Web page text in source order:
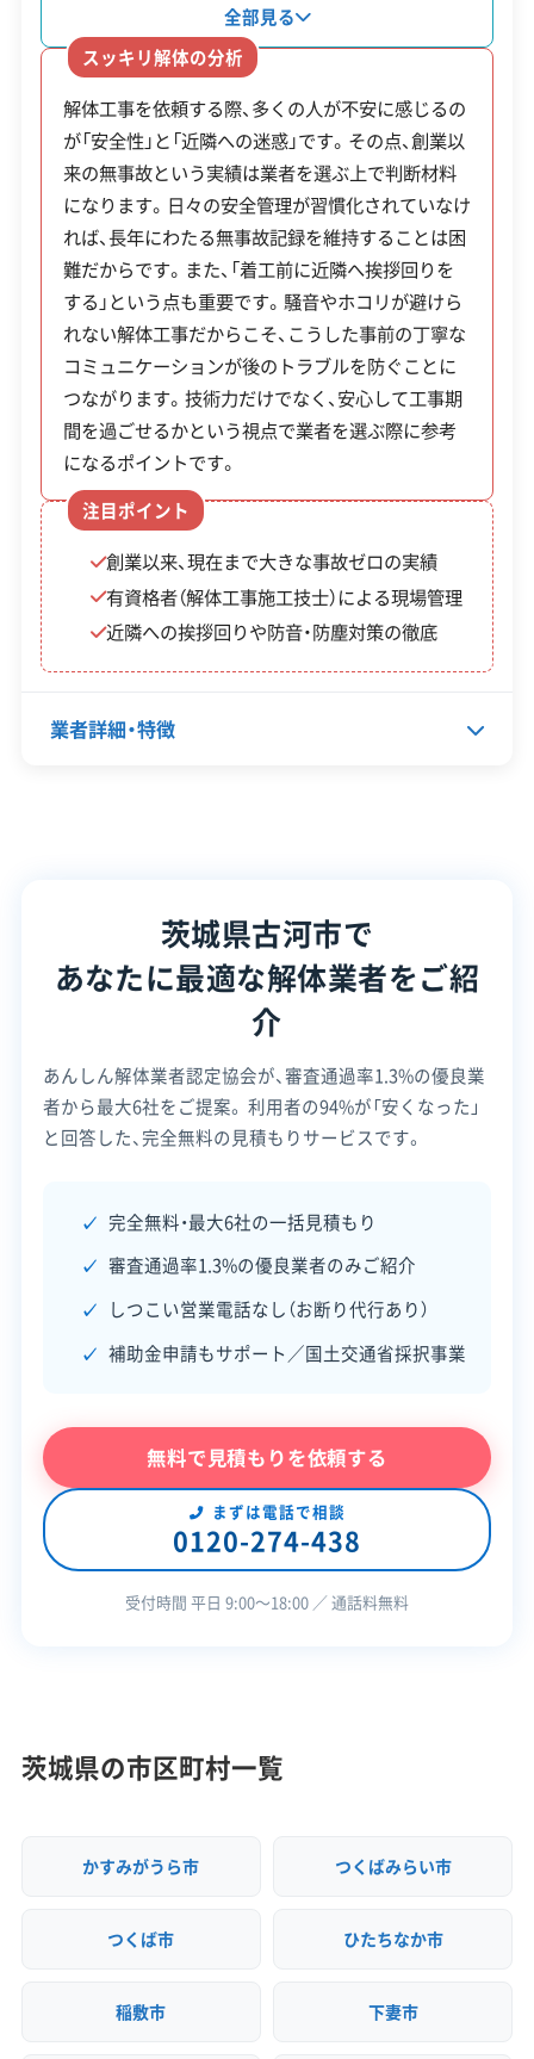
老朽空
き家解
体費補
助金
最大50
万円
（費用
の1/2）
老朽化が進み、周辺環境に悪
影響があると市に認定された
空き家。市税の滞納がないこ
とが条件です。
危険ブ
ロック
塀等撤
去補助
上限10
万円
（工事
費の2/
3等）
高さ80cmを超え、通学路や緊
急輸送道路に面する危険なブ
ロック塀などが対象です。
これらの補助金を利用するには、必ず市の「交付決
定通知」を受け取ってから、工事の契約や着手をす
る必要があります。通知前に着工してしまうと補助
の対象外です。
ちなみに、2025年度のブロック塀補助金は9月には
受付を終えました。年度の早い段階で申請すること
をおすすめします。
廃棄物処理と分別ルール
解体工事で出る産業廃棄物は市のクリーンセ
ンターでは処理できません。市内の民間処理施
古河市の解体工事で出たコンクリートガラや木く
ずといった産業廃棄物は、市の「さしまクリーンセ
可を受けた民間の産業廃棄物処理施設で適正に処
理する必要があります。
幸い、古河市内には株式会社黒姫の古河工場など、
建設廃棄物を受け入れる中間処理施設があります。
です。
古河市での解体工事を成功させる
った地域ならではの条件を理解す
助金申請のタイミングを見極め、市
顧客対応・サービス(17)
自社ホームページ 無料見積もり 不要品回収
不要品買取
不動産取引
補助金・助成金申請 土地活用
滅失登記
建設リサイクル届
近隣挨拶
翌営業日連絡
クレジットカード
解体ローン SNS 土対応
日祝対応
※項目にカーソルを合わせると詳細な説明が表示されます。
住宅から工場まで幅広い建物の解体工事も手掛け
ています。特筆すべきは、創業から現在に至るまで
大きな事故を起こしていない点です。これは、スタ
ッフへの安全教育やダンプ・重機のメンテナンスを
日頃から徹底していることの裏付けと言えます。解
体工事では、国家資格である「解体工事施工技士」を
持つスタッフが現場を管理します。着工前には近隣
住民への挨拶回りを丁寧に行い、施工中も防音・防
塵シートを使用するといった周辺環境への配慮を
欠かしません。運送業で培った安全管理意識と、専
門知識に基づいた確実な施工が期待できる業者で
す。
全部見る
スッキリ解体の分析
解体工事を依頼する際、多くの人が不安に感じるの
が「安全性」と「近隣への迷惑」です。その点、創業以
来の無事故という実績は業者を選ぶ上で判断材料
になります。日々の安全管理が習慣化されていなけ
れば、長年にわたる無事故記録を維持することは困
難だからです。また、「着工前に近隣へ挨拶回りを
する」という点も重要です。騒音やホコリが避けら
れない解体工事だからこそ、こうした事前の丁寧な
コミュニケーションが後のトラブルを防ぐことに
つながります。技術力だけでなく、安心して工事期
間を過ごせるかという視点で業者を選ぶ際に参考
になるポイントです。
注目ポイント
創業以来、現在まで大きな事故ゼロの実績
有資格者（解体工事施工技士）による現場管理
近隣への挨拶回りや防音・防塵対策の徹底
業者詳細・特徴
1995年12月18日
資本金 300万円
0280-77-0430
営業時間 8:00～17:00
営業日 月・火・水・木・金・土
千葉県、東京都、神奈川県、山梨県
建物構造 木造 RC造
対応業務 産業廃棄物収集運搬業
許可番号
【建設業許可】
茨城県知事：第027654号
【産業廃棄物収集運搬業許可】
茨城県知事：第00801082836号
栃木県知事：第00900082836号
埼玉県知事：第01105082836号
千葉県知事：第01200082836号
東京都知事：第01300082836号
全部見る
この解体業者の特徴
解体工事施工技士
策・リス
顧客対
無料見積もり
茨城県古河市で
あなたに最適な解体業者をご紹
介
あんしん解体業者認定協会が、審査通過率1.3%の優良業
者から最大6社をご提案。 利用者の94%が「安くなった」
と回答した、完全無料の見積もりサービスです。
完全無料・最大6社の一括見積もり
審査通過率1.3%の優良業者のみご紹介
しつこい営業電話なし（お断り代行あり）
補助金申請もサポート／国土交通省採択事業
無料で見積もりを依頼する
まずは電話で相談
0120-274-438
受付時間 平日 9:00〜18:00 ／ 通話料無料
茨城県の市区町村一覧
かすみがうら市 つくばみらい市
つくば市 ひたちなか市
稲敷市 下妻市